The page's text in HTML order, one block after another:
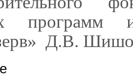
программ
Д.В.